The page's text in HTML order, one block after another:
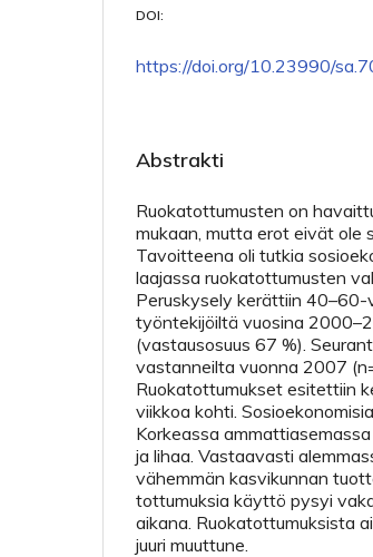
DOI:
https://doi.org/10.23990/
Abstrakti
Ruokatottumusten on
mukaan, mutta erot eivät ole
Tavoitteena oli tutkia
laajassa ruokatottumusten
Peruskysely kerättiin 40–60-
työntekijöiltä vuosina
(vastausosuus 67 %).
vastanneilta vuonna 2007
Ruokatottumukset esitettiin
viikkoa kohti.
Korkeassa
ja lihaa. Vastaavasti
vähemmän kasvikunnan
tottumuksia käyttö pysyi
aikana. Ruokatottumuksista
juuri muuttune.